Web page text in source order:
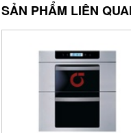
SẢN PHẨM LIÊN